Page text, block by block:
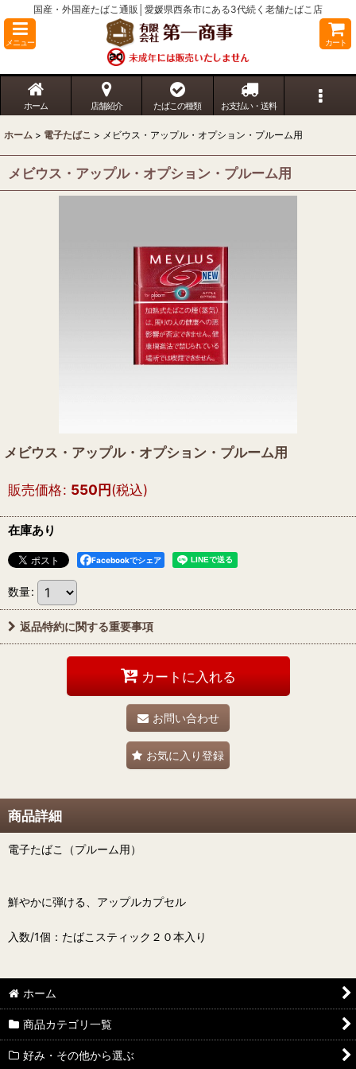
国産・外国産たばこ通販│愛媛県西条市にある3代続く老舗たばこ店
メニュー カート
ホーム 店舗紹介 たばこの種類 お支払い・送料
ホーム > 電子たばこ > メビウス・アップル・オプション・プルーム用
メビウス・アップル・オプション・プルーム用
メビウス・アップル・オプション・プルーム用
販売価格: 550円(税込)
在庫あり
Facebookでシェア
数量:
返品特約に関する重要事項
カートに入れる
お問い合わせ
お気に入り登録
商品詳細
電子たばこ（プルーム用）
鮮やかに弾ける、アップルカプセル
入数/1個：たばこスティック２０本入り
ホーム
商品カテゴリ一覧
好み・その他から選ぶ